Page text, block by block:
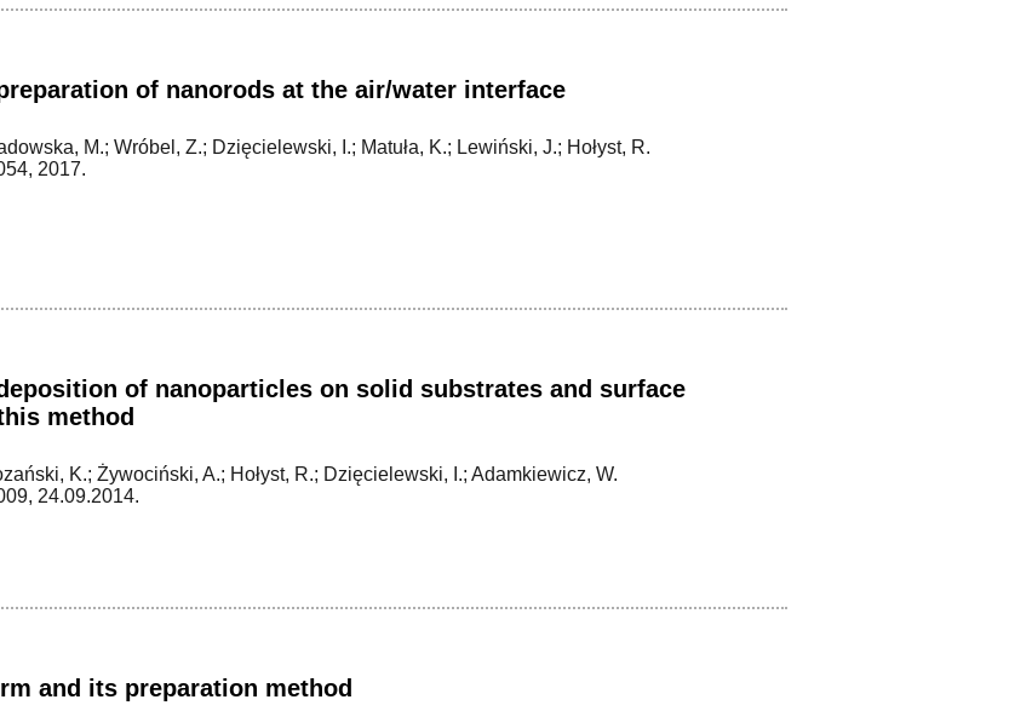
of nanorods at the air/water interface
M.; Wróbel, Z.; Dzięcielewski, I.; Matuła, K.; Lewiński, J.; Hołyst, R.
2017.
of nanoparticles on solid substrates and surface
method
K.; Żywociński, A.; Hołyst, R.; Dzięcielewski, I.; Adamkiewicz, W.
24.09.2014.
and its preparation method